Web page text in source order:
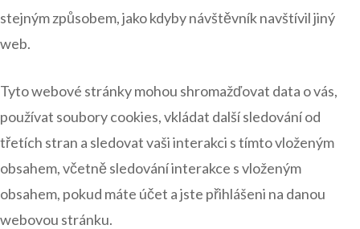
stejným způsobem, jako kdyby návštěvník navštívil jiný
web.
Tyto webové stránky mohou shromažďovat data o vás,
používat soubory cookies, vkládat další sledování od
třetích stran a sledovat vaši interakci s tímto vloženým
obsahem, včetně sledování interakce s vloženým
obsahem, pokud máte účet a jste přihlášeni na danou
webovou stránku.